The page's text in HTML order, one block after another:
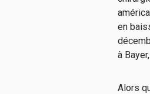
en
à
Alors